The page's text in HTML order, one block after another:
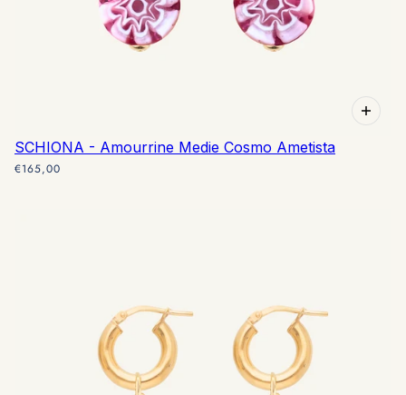
SCHIONA - Amourrine Medie Cosmo Ametista
€165,00